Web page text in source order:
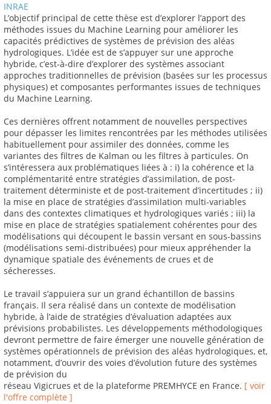
INRAE
L’objectif principal de cette thèse est d’explorer l’apport des
méthodes issues du Machine Learning pour améliorer les
capacités prédictives de systèmes de prévision des aléas
hydrologiques. L’idée est de s’appuyer sur une approche
hybride, c’est-à-dire d’explorer des systèmes associant
approches traditionnelles de prévision (basées sur les processus
physiques) et composantes performantes issues de techniques
du Machine Learning.
Ces dernières offrent notamment de nouvelles perspectives
pour dépasser les limites rencontrées par les méthodes utilisées
habituellement pour assimiler des données, comme les
variantes des filtres de Kalman ou les filtres à particules. On
s’intéressera aux problématiques liées à : i) la cohérence et la
complémentarité entre stratégies d’assimilation, de post-
traitement déterministe et de post-traitement d’incertitudes ; ii)
la mise en place de stratégies d’assimilation multi-variables
dans des contextes climatiques et hydrologiques variés ; iii) la
mise en place de stratégies spatialement cohérentes pour des
modélisations qui découpent le bassin versant en sous-bassins
(modélisations semi-distribuées) pour mieux appréhender la
dynamique spatiale des événements de crues et de
sécheresses.
Le travail s’appuiera sur un grand échantillon de bassins
français. Il sera réalisé dans un contexte de modélisation
hybride, à l’aide de stratégies d’évaluation adaptées aux
prévisions probabilistes. Les développements méthodologiques
devront permettre de faire émerger une nouvelle génération de
systèmes opérationnels de prévision des aléas hydrologiques, et,
notamment, d’ouvrir des voies d’évolution future des systèmes
de prévision du
réseau Vigicrues et de la plateforme PREMHYCE en France. [ voir
l'offre complète ]